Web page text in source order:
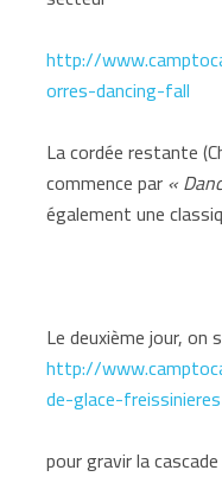
http://
orres-dancing-fall
La cordée restante
commence par«
également une
Le deuxième jour, on
http://
de-glace-freissinieres
pour gravir la